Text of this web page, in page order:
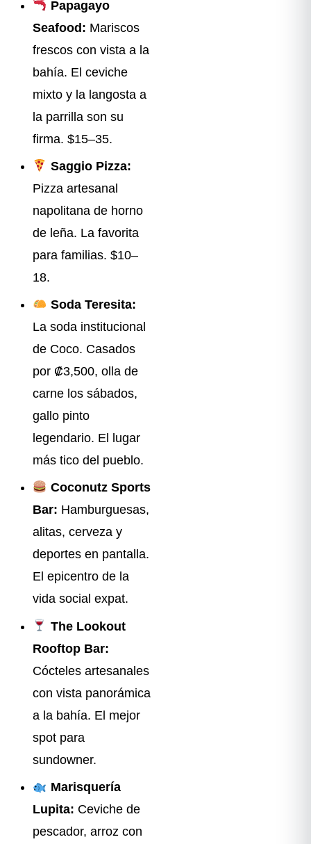
Papagayo
Seafood: Mariscos
frescos con vista a la
bahía. El ceviche
mixto y la langosta a
la parrilla son su
firma. $15–35.
Saggio Pizza:
Pizza artesanal
napolitana de horno
de leña. La favorita
para familias. $10–
18.
Soda Teresita:
La soda institucional
de Coco. Casados
por ₡3,500, olla de
carne los sábados,
gallo pinto
legendario. El lugar
más tico del pueblo.
Coconutz Sports
Bar: Hamburguesas,
alitas, cerveza y
deportes en pantalla.
El epicentro de la
vida social expat.
The Lookout
Rooftop Bar:
Cócteles artesanales
con vista panorámica
a la bahía. El mejor
spot para
sundowner.
Marisquería
Lupita: Ceviche de
pescador, arroz con